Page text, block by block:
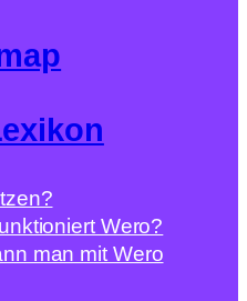
Wero?
man mit Wero